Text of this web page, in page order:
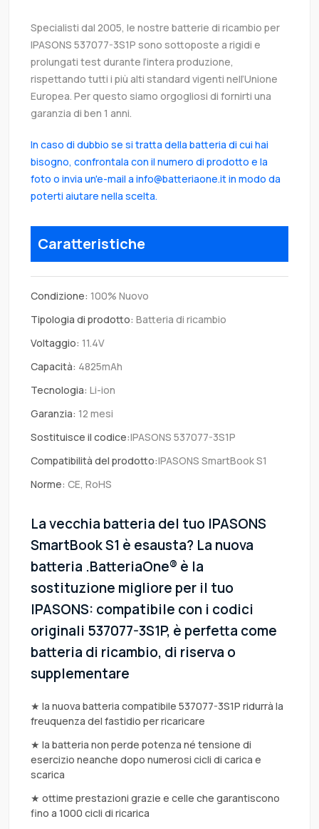
Specialisti dal 2005, le nostre batterie di ricambio per
IPASONS 537077-3S1P sono sottoposte a rigidi e
prolungati test durante l’intera produzione,
rispettando tutti i più alti standard vigenti nell’Unione
Europea. Per questo siamo orgogliosi di fornirti una
garanzia di ben 1 anni.
In caso di dubbio se si tratta della batteria di cui hai
bisogno, confrontala con il numero di prodotto e la
foto o invia un'e-mail a info@batteriaone.it in modo da
poterti aiutare nella scelta.
Caratteristiche
Condizione: 100% Nuovo
Tipologia di prodotto: Batteria di ricambio
Voltaggio: 11.4V
Capacità: 4825mAh
Tecnologia: Li-ion
Garanzia: 12 mesi
Sostituisce il codice:IPASONS 537077-3S1P
Compatibilità del prodotto:IPASONS SmartBook S1
Norme: CE, RoHS
La vecchia batteria del tuo IPASONS
SmartBook S1 è esausta? La nuova
batteria .BatteriaOne® è la
sostituzione migliore per il tuo
IPASONS: compatibile con i codici
originali 537077-3S1P, è perfetta come
batteria di ricambio, di riserva o
supplementare
★ la nuova batteria compatibile 537077-3S1P ridurrà la
freuquenza del fastidio per ricaricare
★ la batteria non perde potenza né tensione di
esercizio neanche dopo numerosi cicli di carica e
scarica
★ ottime prestazioni grazie e celle che garantiscono
fino a 1000 cicli di ricarica